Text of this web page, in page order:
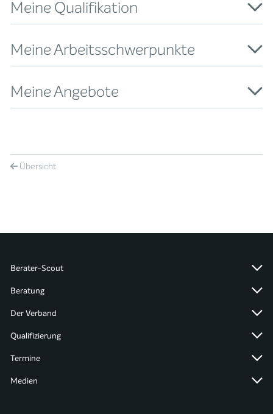
Meine Qualifikation
Meine Arbeitsschwerpunkte
Meine Angebote
Übersicht
Berater-Scout
Beratung
Der Verband
Qualifizierung
Termine
Medien